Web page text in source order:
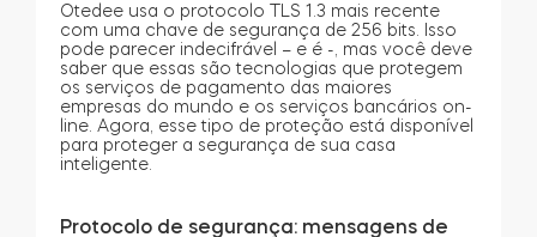
Otedee usa o protocolo TLS 1.3 mais recente
com uma chave de segurança de 256 bits. Isso
pode parecer indecifrável – e é -, mas você deve
saber que essas são tecnologias que protegem
os serviços de pagamento das maiores
empresas do mundo e os serviços bancários on-
line. Agora, esse tipo de proteção está disponível
para proteger a segurança de sua casa
inteligente.
Protocolo de segurança: mensagens de